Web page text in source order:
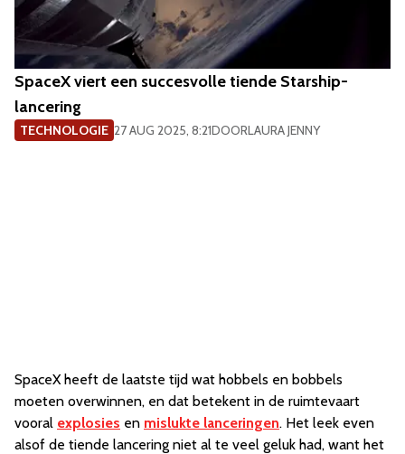
SpaceX viert een succesvolle tiende Starship-
lancering
TECHNOLOGIE 27 AUG 2025, 8:21DOORLAURA JENNY
SpaceX heeft de laatste tijd wat hobbels en bobbels
moeten overwinnen, en dat betekent in de ruimtevaart
vooral explosies en mislukte lanceringen. Het leek even
alsof de tiende lancering niet al te veel geluk had, want het